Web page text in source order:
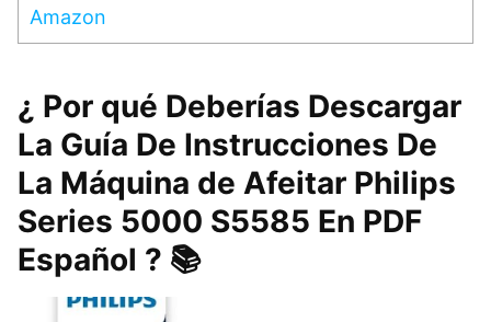
Amazon
¿ Por qué Deberías Descargar
La Guía De Instrucciones De
La Máquina de Afeitar Philips
Series 5000 S5585 En PDF
Español ? 📚